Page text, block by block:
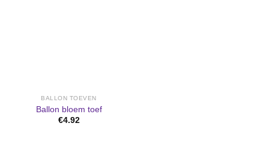
BALLON TOEVEN
Ballon bloem toef
€4.92